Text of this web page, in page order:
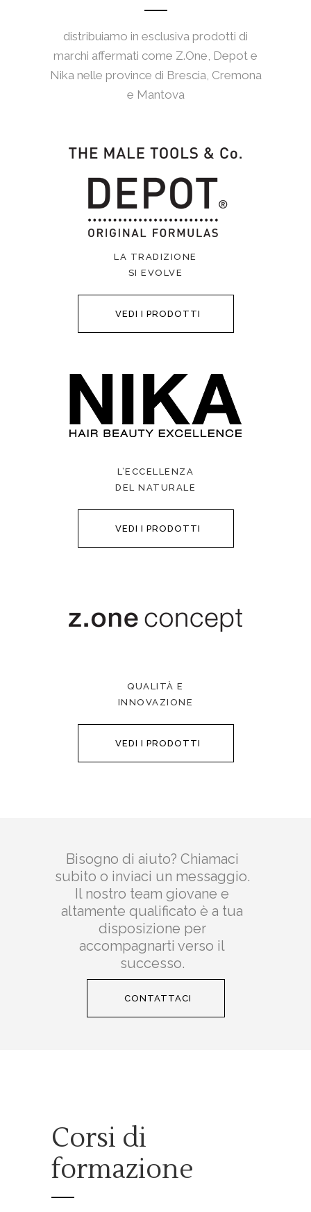
distribuiamo in esclusiva prodotti di
marchi affermati come Z.One, Depot e
Nika nelle province di Brescia, Cremona
e Mantova
LA TRADIZIONE
SI EVOLVE
VEDI I PRODOTTI
L’ECCELLENZA
DEL NATURALE
VEDI I PRODOTTI
QUALITÀ E
INNOVAZIONE
VEDI I PRODOTTI
Bisogno di aiuto? Chiamaci
subito o inviaci un messaggio.
Il nostro team giovane e
altamente qualificato è a tua
disposizione per
accompagnarti verso il
successo.
CONTATTACI
Corsi di
formazione